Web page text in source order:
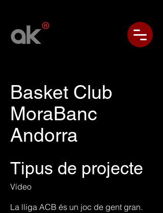
Basket Club
MoraBanc
Andorra
Tipus de projecte
Vídeo
La lliga ACB és un joc de gent gran.